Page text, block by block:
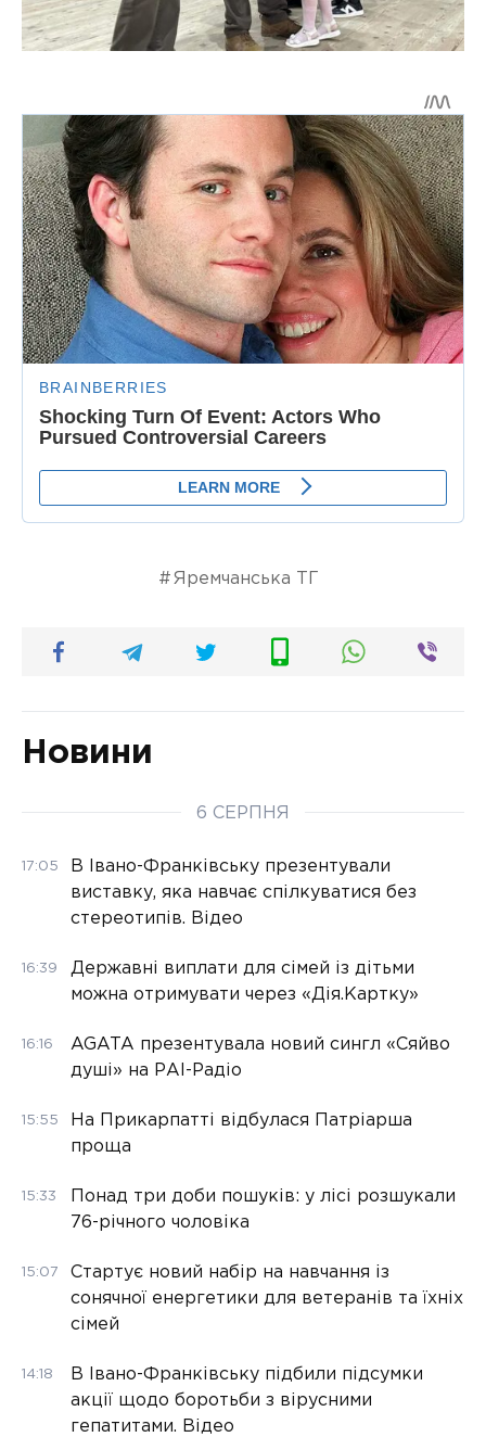
Яремчанська ТГ
Новини
6 СЕРПНЯ
17:05
В Івано-Франківську презентували
виставку, яка навчає спілкуватися без
стереотипів. Відео
16:39
Державні виплати для сімей із дітьми
можна отримувати через «Дія.Картку»
16:16
AGATA презентувала новий сингл «Сяйво
душі» на РАІ-Радіо
15:55
На Прикарпатті відбулася Патріарша
проща
15:33
Понад три доби пошуків: у лісі розшукали
76-річного чоловіка
15:07
Стартує новий набір на навчання із
сонячної енергетики для ветеранів та їхніх
сімей
14:18
В Івано-Франківську підбили підсумки
акції щодо боротьби з вірусними
гепатитами. Відео